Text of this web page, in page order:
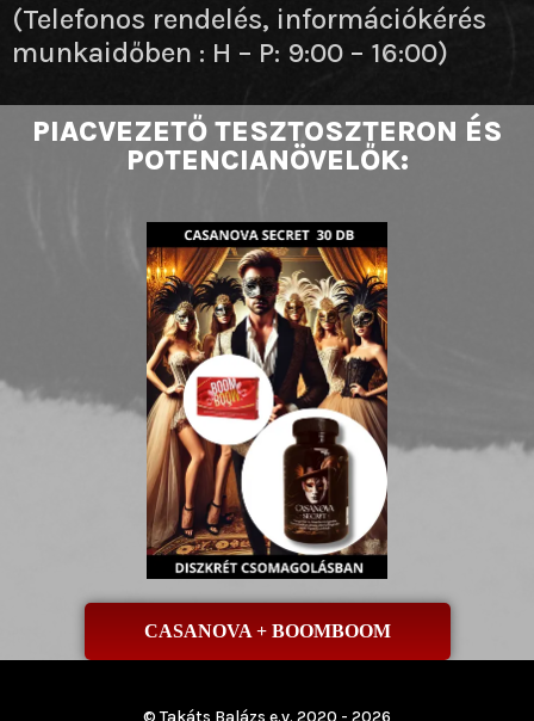
PIACVEZETŐ TESZTOSZTERON ÉS
POTENCIANÖVELŐK:
CASANOVA + BOOMBOOM
(Telefonos rendelés, információkérés
munkaidőben : H – P: 9:00 – 16:00)
© Takáts Balázs e.v. 2020 - 2026